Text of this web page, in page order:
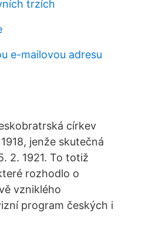
trzích
e-mailovou adresu
církev
jenže skutečná
2. 1921. To totiž
rozhodlo o
vzniklého
program českých i